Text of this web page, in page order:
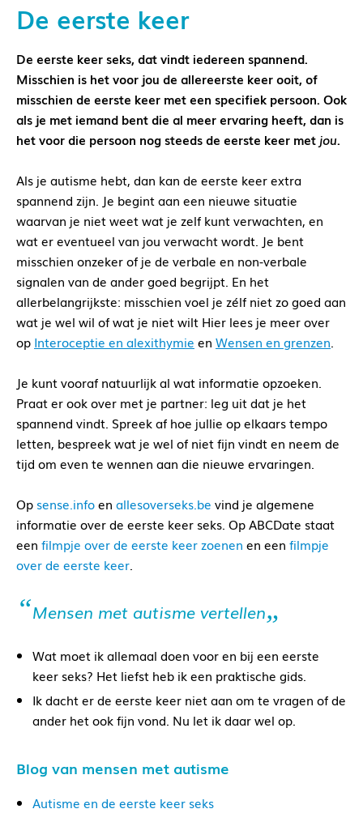
De eerste keer
De eerste keer seks, dat vindt iedereen spannend.
Misschien is het voor jou de allereerste keer ooit, of
misschien de eerste keer met een specifiek persoon. Ook
als je met iemand bent die al meer ervaring heeft, dan is
het voor die persoon nog steeds de eerste keer met jou.
Als je autisme hebt, dan kan de eerste keer extra
spannend zijn. Je begint aan een nieuwe situatie
waarvan je niet weet wat je zelf kunt verwachten, en
wat er eventueel van jou verwacht wordt. Je bent
misschien onzeker of je de verbale en non-verbale
signalen van de ander goed begrijpt. En het
allerbelangrijkste: misschien voel je zélf niet zo goed aan
wat je wel wil of wat je niet wilt Hier lees je meer over
op Interoceptie en alexithymie en Wensen en grenzen.
Je kunt vooraf natuurlijk al wat informatie opzoeken.
Praat er ook over met je partner: leg uit dat je het
spannend vindt. Spreek af hoe jullie op elkaars tempo
letten, bespreek wat je wel of niet fijn vindt en neem de
tijd om even te wennen aan die nieuwe ervaringen.
Op sense.infoen allesoverseks.be vind je algemene
informatie over de eerste keer seks. Op ABCDate staat
een filmpje over de eerste keer zoenen en een filmpje
over de eerste keer.
Mensen met autisme vertellen
Wat moet ik allemaal doen voor en bij een eerste
keer seks? Het liefst heb ik een praktische gids.
Ik dacht er de eerste keer niet aan om te vragen of de
ander het ook fijn vond. Nu let ik daar wel op.
Blog van mensen met autisme
Autisme en de eerste keer seks